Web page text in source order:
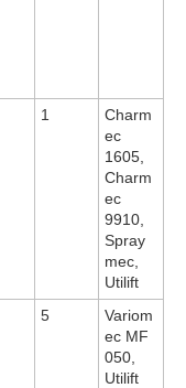
1
Charm
ec
1605,
Charm
ec
9910,
Spray
mec,
Utilift
5
Variom
ec MF
050,
Utilift